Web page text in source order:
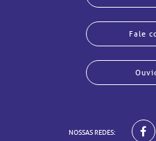
Fale
NOSSAS REDES: